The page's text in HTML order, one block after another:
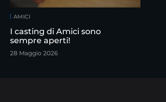
AMICI
I casting di Amici sono
sempre aperti!
28 Maggio 2026